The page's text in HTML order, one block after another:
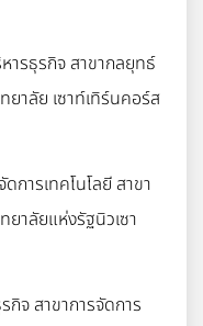
รธุรกิจ สาขากลยุทธ์
ยาลัย เซาท์เทิร์นคอร์ส
ารเทคโนโลยี สาขา
ยาลัยแห่งรัฐนิวเซา
สาขาการจัดการ